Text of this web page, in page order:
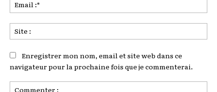
:*
:
Enregistrer mon nom, email et site web dans ce
navigateur pour la prochaine fois que je commenterai.